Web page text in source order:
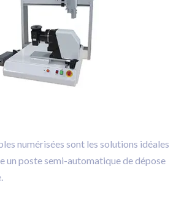
numérisées sont les solutions idéales
un poste semi-automatique de dépose